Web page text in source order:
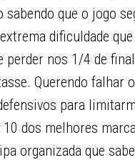
que o jogo
dificuldade
nos 1/4 de
Querendo falhar
para
dos melhores
organizada que